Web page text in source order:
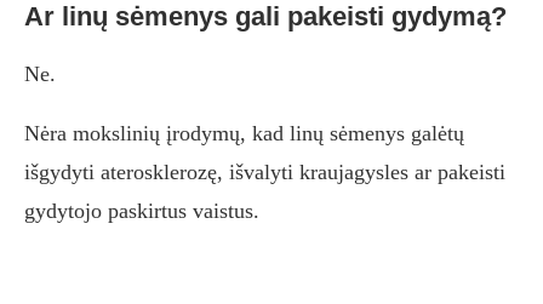
Ar linų sėmenys gali pakeisti gydymą?
Ne.
Nėra mokslinių įrodymų, kad linų sėmenys galėtų
išgydyti aterosklerozę, išvalyti kraujagysles ar pakeisti
gydytojo paskirtus vaistus.